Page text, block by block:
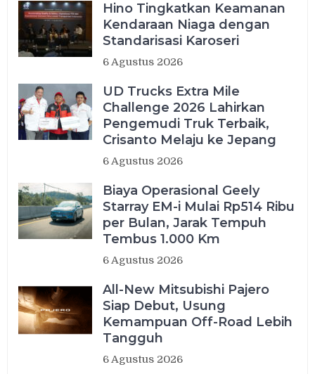
Hino Tingkatkan Keamanan
Kendaraan Niaga dengan
Standarisasi Karoseri
6 Agustus 2026
UD Trucks Extra Mile
Challenge 2026 Lahirkan
Pengemudi Truk Terbaik,
Crisanto Melaju ke Jepang
6 Agustus 2026
Biaya Operasional Geely
Starray EM-i Mulai Rp514 Ribu
per Bulan, Jarak Tempuh
Tembus 1.000 Km
6 Agustus 2026
All-New Mitsubishi Pajero
Siap Debut, Usung
Kemampuan Off-Road Lebih
Tangguh
6 Agustus 2026